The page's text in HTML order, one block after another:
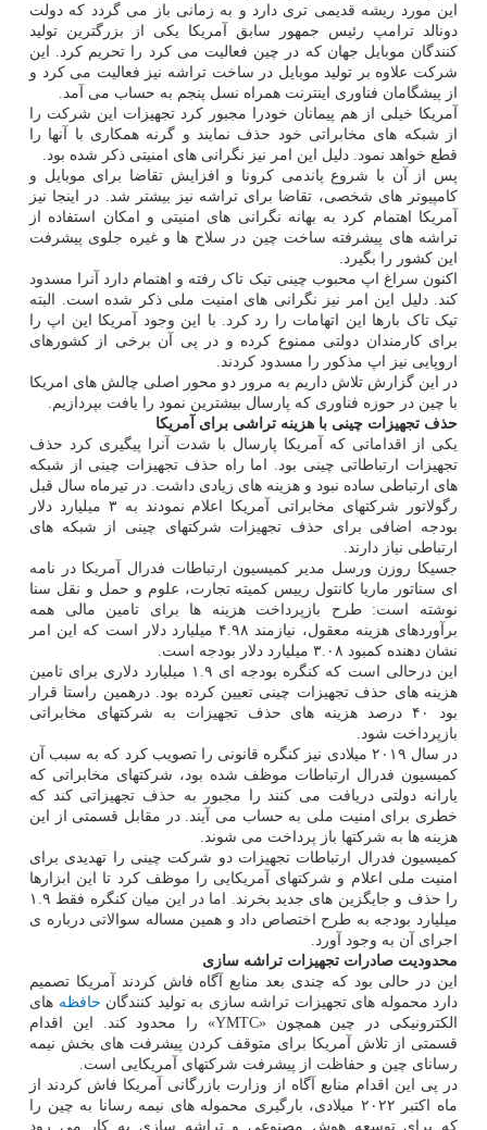
این مورد ریشه قدیمی تری دارد و به زمانی باز می گردد که دولت
دونالد ترامپ رئیس جمهور سابق آمریکا یکی از بزرگترین تولید
کنندگان موبایل جهان که در چین فعالیت می کرد را تحریم کرد. این
شرکت علاوه بر تولید موبایل در ساخت تراشه نیز فعالیت می کرد و
از پیشگامان فناوری اینترنت همراه نسل پنجم به حساب می آمد.
آمریکا خیلی از هم پیمانان خودرا مجبور کرد تجهیزات این شرکت را
از شبکه های مخابراتی خود حذف نمایند و گرنه همکاری با آنها را
قطع خواهد نمود. دلیل این امر نیز نگرانی های امنیتی ذکر شده بود.
پس از آن با شروع پاندمی کرونا و افزایش تقاضا برای موبایل و
کامپیوتر های شخصی، تقاضا برای تراشه نیز بیشتر شد. در اینجا نیز
آمریکا اهتمام کرد به بهانه نگرانی های امنیتی و امکان استفاده از
تراشه های پیشرفته ساخت چین در سلاح ها و غیره جلوی پیشرفت
این کشور را بگیرد.
اکنون سراغ اپ محبوب چینی تیک تاک رفته و اهتمام دارد آنرا مسدود
کند. دلیل این امر نیز نگرانی های امنیت ملی ذکر شده است. البته
تیک تاک بارها این اتهامات را رد کرد. با این وجود آمریکا این اپ را
برای کارمندان دولتی ممنوع کرده و در پی آن برخی از کشورهای
اروپایی نیز اپ مذکور را مسدود کردند.
در این گزارش تلاش داریم به مرور دو محور اصلی چالش های امریکا
با چین در حوزه فناوری که پارسال بیشترین نمود را یافت بپردازیم.
حذف تجهیزات چینی با هزینه تراشی برای آمریکا
یکی از اقداماتی که آمریکا پارسال با شدت آنرا پیگیری کرد حذف
تجهیزات ارتباطاتی چینی بود. اما راه حذف تجهیزات چینی از شبکه
های ارتباطی ساده نبود و هزینه های زیادی داشت. در تیرماه سال قبل
رگولاتور شرکتهای مخابراتی آمریکا اعلام نمودند به ۳ میلیارد دلار
بودجه اضافی برای حذف تجهیزات شرکتهای چینی از شبکه های
ارتباطی نیاز دارند.
جسیکا روزن ورسل مدیر کمیسیون ارتباطات فدرال آمریکا در نامه
ای سناتور ماریا کانتول رییس کمیته تجارت، علوم و حمل و نقل سنا
نوشته است: طرح بازپرداخت هزینه ها برای تامین مالی همه
برآوردهای هزینه معقول، نیازمند ۴.۹۸ میلیارد دلار است که این امر
نشان دهنده کمبود ۳.۰۸ میلیارد دلار بودجه است.
این درحالی است که کنگره بودجه ای ۱.۹ میلیارد دلاری برای تامین
هزینه های حذف تجهیزات چینی تعیین کرده بود. درهمین راستا قرار
بود ۴۰ درصد هزینه های حذف تجهیزات به شرکتهای مخابراتی
بازپرداخت شود.
در سال ۲۰۱۹ میلادی نیز کنگره قانونی را تصویب کرد که به سبب آن
کمیسیون فدرال ارتباطات موظف شده بود، شرکتهای مخابراتی که
یارانه دولتی دریافت می کنند را مجبور به حذف تجهیزاتی کند که
خطری برای امنیت ملی به حساب می آیند. در مقابل قسمتی از این
هزینه ها به شرکتها باز پرداخت می شوند.
کمیسیون فدرال ارتباطات تجهیزات دو شرکت چینی را تهدیدی برای
امنیت ملی اعلام و شرکتهای آمریکایی را موظف کرد تا این ابزارها
را حذف و جایگزین های جدید بخرند. اما در این میان کنگره فقط ۱.۹
میلیارد بودجه به طرح اختصاص داد و همین مساله سوالاتی درباره ی
اجرای آن به وجود آورد.
محدودیت صادرات تجهیزات تراشه سازی
این در حالی بود که چندی بعد منابع آگاه فاش کردند آمریکا تصمیم
دارد محموله های تجهیزات تراشه سازی به تولید کنندگان حافظه های
الکترونیکی در چین همچون «YMTC» را محدود کند. این اقدام
قسمتی از تلاش آمریکا برای متوقف کردن پیشرفت های بخش نیمه
رسانای چین و حفاظت از پیشرفت شرکتهای آمریکایی است.
در پی این اقدام منابع آگاه از وزارت بازرگانی آمریکا فاش کردند از
ماه اکتبر ۲۰۲۲ میلادی، بارگیری محموله های نیمه رسانا به چین را
که برای توسعه هوش مصنوعی و تراشه سازی به کار می رود